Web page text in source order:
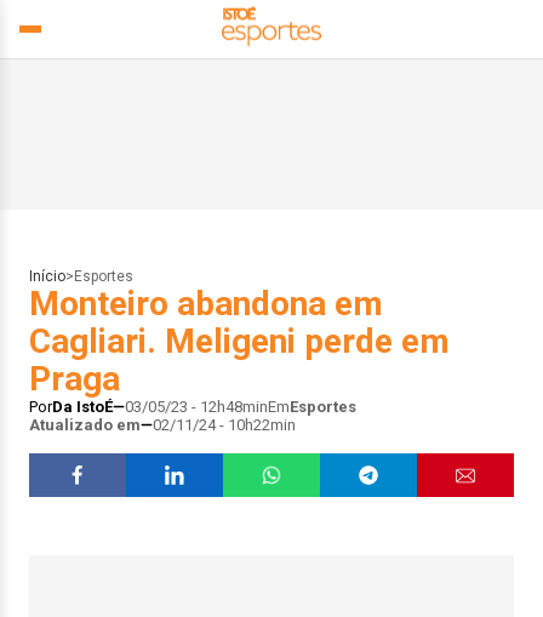
Início> Esportes
Monteiro abandona em
Cagliari. Meligeni perde em
Praga
PorDa IstoÉ 03/05/23 - 12h48minEmEsportes
Atualizado em
02/11/24 - 10h22min